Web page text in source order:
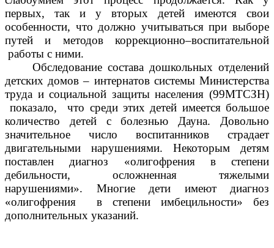
первых, так и у вторых детей имеются свои
особенности, что должно учитываться при выборе
путей и методов коррекционно–воспитательной
работы с ними.
Обследование состава дошкольных отделений
детских домов – интернатов системы Министерства
труда и социальной защиты населения (99МТСЗН)
показало, что среди этих детей имеется большое
количество детей с болезнью Дауна. Довольно
значительное число воспитанников страдает
двигательными нарушениями. Некоторым детям
поставлен диагноз «олигофрения в степени
дебильности, осложненная тяжелыми
нарушениями». Многие дети имеют диагноз
«олигофрения в степени имбецильности» без
дополнительных указаний.